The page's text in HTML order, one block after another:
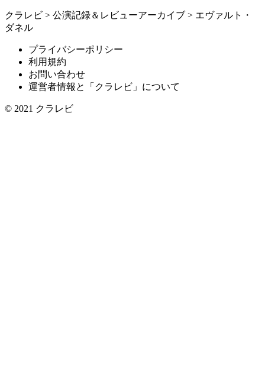
クラレビ > 公演記録＆レビューアーカイブ > エヴァルト・
ダネル
プライバシーポリシー
利用規約
お問い合わせ
運営者情報と「クラレビ」について
© 2021 クラレビ